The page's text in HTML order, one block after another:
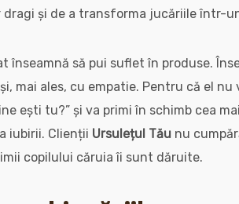
dragi și de a transforma jucăriile într-
înseamnă să pui suflet în produse.
mai ales, cu empatie. Pentru că el
ești tu?” și va primi în schimb cea
iubirii. Clienții Ursulețul Tău nu
copilului căruia îi sunt dăruite.